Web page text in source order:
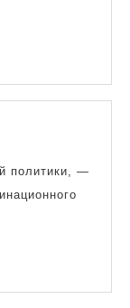
политики, —